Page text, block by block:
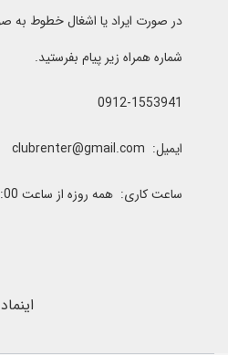
شماره همراه زیر پیام بفرستید.
0912-1553941
ایمیل: clubrenter@gmail.com
ساعت کاری: همه روزه از ساعت 9:00 الی 17:00
اینماد